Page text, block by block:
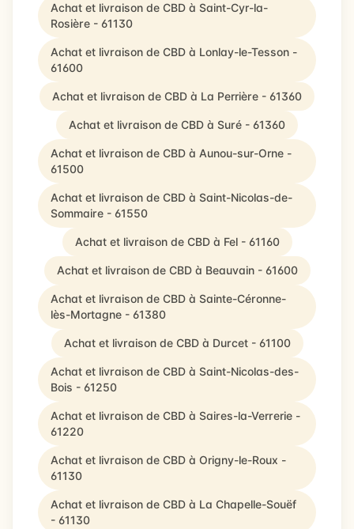
Achat et livraison de CBD à Saint-Cyr-la-
Rosière - 61130
Achat et livraison de CBD à Lonlay-le-Tesson -
61600
Achat et livraison de CBD à La Perrière - 61360
Achat et livraison de CBD à Suré - 61360
Achat et livraison de CBD à Aunou-sur-Orne -
61500
Achat et livraison de CBD à Saint-Nicolas-de-
Sommaire - 61550
Achat et livraison de CBD à Fel - 61160
Achat et livraison de CBD à Beauvain - 61600
Achat et livraison de CBD à Sainte-Céronne-
lès-Mortagne - 61380
Achat et livraison de CBD à Durcet - 61100
Achat et livraison de CBD à Saint-Nicolas-des-
Bois - 61250
Achat et livraison de CBD à Saires-la-Verrerie -
61220
Achat et livraison de CBD à Origny-le-Roux -
61130
Achat et livraison de CBD à La Chapelle-Souëf
- 61130